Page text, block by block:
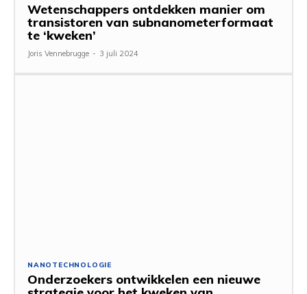
Wetenschappers ontdekken manier om
transistoren van subnanometerformaat
te ‘kweken’
Joris Vennebrugge - 3 juli 2024
NANOTECHNOLOGIE
Onderzoekers ontwikkelen een nieuwe